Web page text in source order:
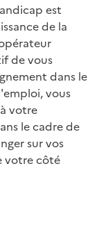
est
de la
de vous
dans le
vous
votre
le cadre de
sur vos
votre côté